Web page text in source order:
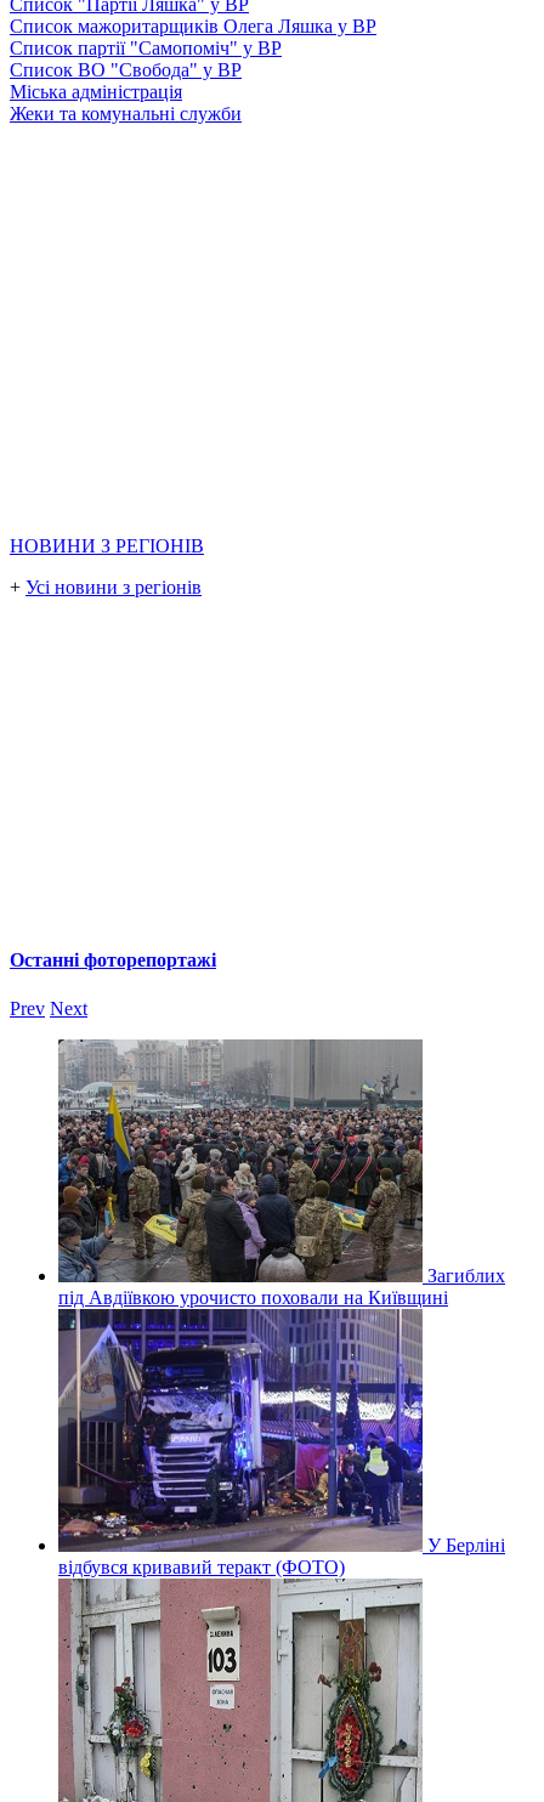
Список "Партії Ляшка" у ВР
Список мажоритарщиків Олега Ляшка у ВР
Список партії "Самопоміч" у ВР
Список ВО "Свобода" у ВР
Міська адміністрація
Жеки та комунальні служби
НОВИНИ З РЕГІОНІВ
+ Усі новини з регіонів
Останні фоторепортажі
Prev Next
Загиблих
під Авдіївкою урочисто поховали на Київщині
У Берліні
відбувся кривавий теракт (ФОТО)